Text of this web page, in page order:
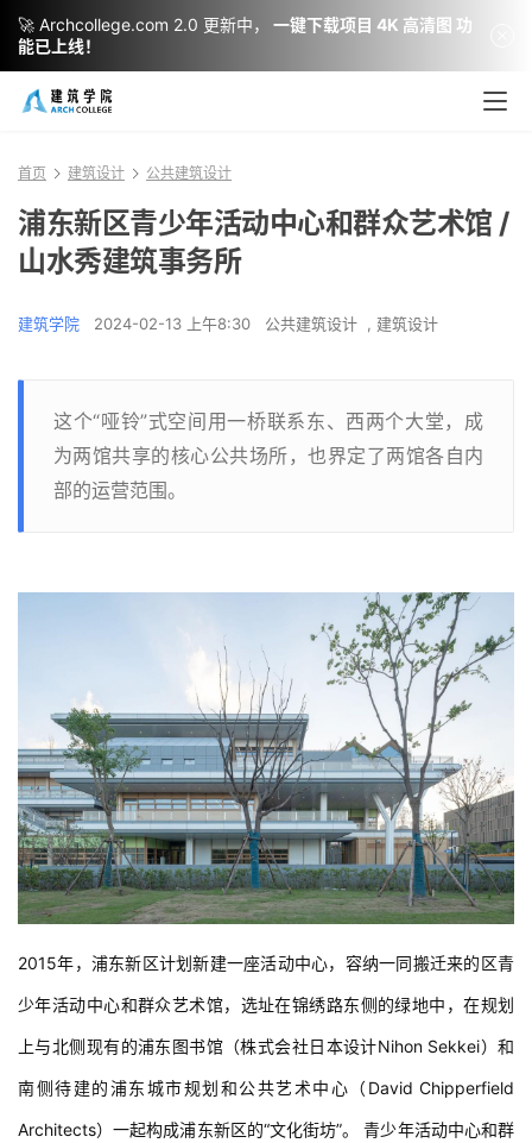
首页 建筑设计 公共建筑设计
浦东新区青少年活动中心和群众艺术馆 /
山水秀建筑事务所
建筑学院 2024-02-13 上午8:30 公共建筑设计 , 建筑设计
这个“哑铃”式空间用一桥联系东、西两个大堂，成
为两馆共享的核心公共场所，也界定了两馆各自内
部的运营范围。
2015年，浦东新区计划新建一座活动中心，容纳一同搬迁来的区青
少年活动中心和群众艺术馆，选址在锦绣路东侧的绿地中，在规划
上与北侧现有的浦东图书馆（株式会社日本设计Nihon Sekkei）和
南侧待建的浦东城市规划和公共艺术中心（David Chipperfield
Architects）一起构成浦东新区的“文化街坊”。 青少年活动中心和群
🚀 Archcollege.com 2.0 更新中，
一键下载项目 4K 高清图 功
能已上线！